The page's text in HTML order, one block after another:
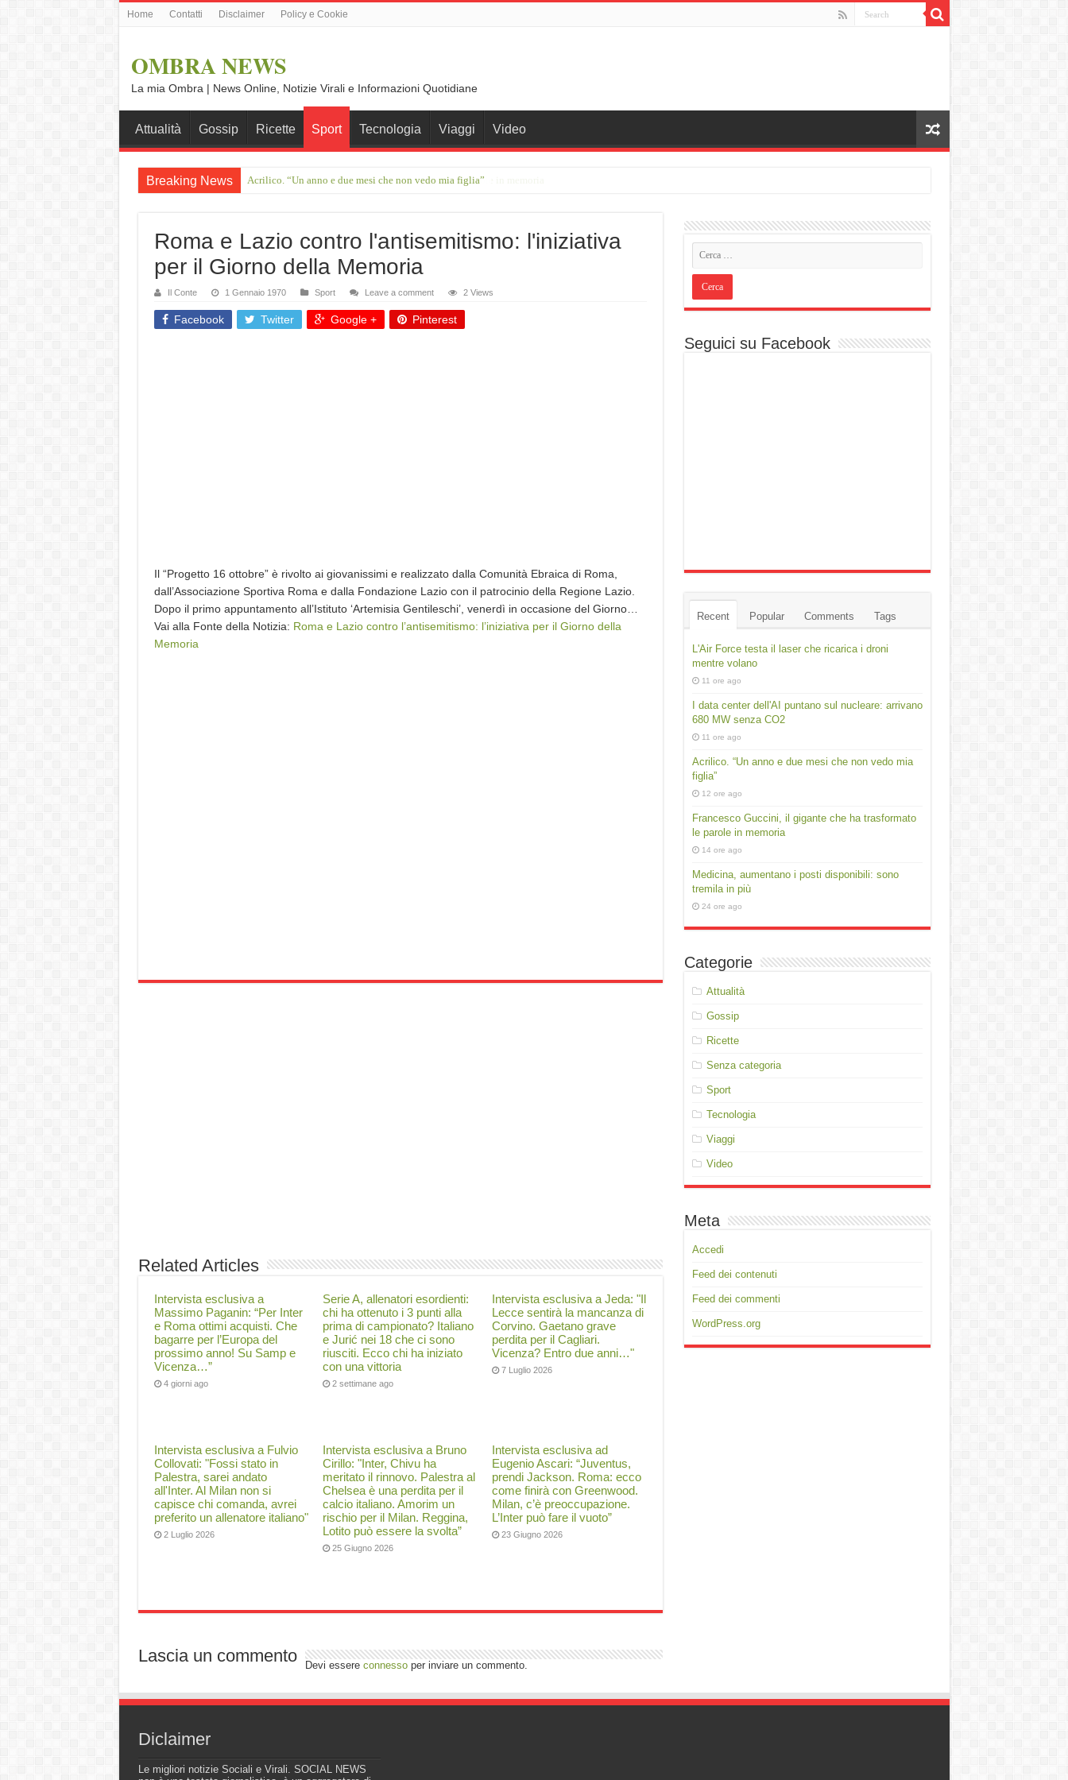
Home Contatti Disclaimer Policy e Cookie
OMBRA NEWS
La mia Ombra | News Online, Notizie Virali e Informazioni Quotidiane
Attualità Gossip Ricette Sport Tecnologia Viaggi Video
Breaking News Acrilico. “Un anno e due mesi che non vedo mia figlia”
Francesco Guccini, il gigante che ha trasformato le parole in memoria
Roma e Lazio contro l'antisemitismo: l'iniziativa
per il Giorno della Memoria
Il Conte 1 Gennaio 1970 Sport Leave a comment 2 Views
Facebook Twitter Google + Pinterest
Il “Progetto 16 ottobre” è rivolto ai giovanissimi e realizzato dalla Comunità Ebraica di Roma,
dall’Associazione Sportiva Roma e dalla Fondazione Lazio con il patrocinio della Regione Lazio.
Dopo il primo appuntamento all’Istituto ‘Artemisia Gentileschi’, venerdì in occasione del Giorno…
Vai alla Fonte della Notizia: Roma e Lazio contro l’antisemitismo: l’iniziativa per il Giorno della
Memoria
Related Articles
Intervista esclusiva a
Massimo Paganin: “Per Inter
e Roma ottimi acquisti. Che
bagarre per l’Europa del
prossimo anno! Su Samp e
Vicenza…”
4 giorni ago
Serie A, allenatori esordienti:
chi ha ottenuto i 3 punti alla
prima di campionato? Italiano
e Jurić nei 18 che ci sono
riusciti. Ecco chi ha iniziato
con una vittoria
2 settimane ago
Intervista esclusiva a Jeda: "Il
Lecce sentirà la mancanza di
Corvino. Gaetano grave
perdita per il Cagliari.
Vicenza? Entro due anni…"
7 Luglio 2026
Intervista esclusiva a Fulvio
Collovati: "Fossi stato in
Palestra, sarei andato
all'Inter. Al Milan non si
capisce chi comanda, avrei
preferito un allenatore italiano"
2 Luglio 2026
Intervista esclusiva a Bruno
Cirillo: "Inter, Chivu ha
meritato il rinnovo. Palestra al
Chelsea è una perdita per il
calcio italiano. Amorim un
rischio per il Milan. Reggina,
Lotito può essere la svolta”
25 Giugno 2026
Intervista esclusiva ad
Eugenio Ascari: “Juventus,
prendi Jackson. Roma: ecco
come finirà con Greenwood.
Milan, c’è preoccupazione.
L’Inter può fare il vuoto”
23 Giugno 2026
Lascia un commento Devi essere connessoper inviare un commento.
Seguici su Facebook
Recent Popular Comments Tags
L'Air Force testa il laser che ricarica i droni
mentre volano
11 ore ago
I data center dell'AI puntano sul nucleare: arrivano
680 MW senza CO2
11 ore ago
Acrilico. “Un anno e due mesi che non vedo mia
figlia”
12 ore ago
Francesco Guccini, il gigante che ha trasformato
le parole in memoria
14 ore ago
Medicina, aumentano i posti disponibili: sono
tremila in più
24 ore ago
Categorie
Attualità
Gossip
Ricette
Senza categoria
Sport
Tecnologia
Viaggi
Video
Meta
Accedi
Feed dei contenuti
Feed dei commenti
WordPress.org
Diclaimer
Le migliori notizie Sociali e Virali. SOCIAL NEWS